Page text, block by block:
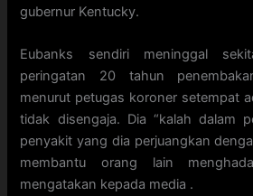
gubernur Kentucky.
Eubanks sendiri meninggal
peringatan 20 tahun
menurut petugas koroner setempat
tidak disengaja. Dia “kalah dalam
penyakit yang dia perjuangkan
membantu orang lain
mengatakan kepada media .